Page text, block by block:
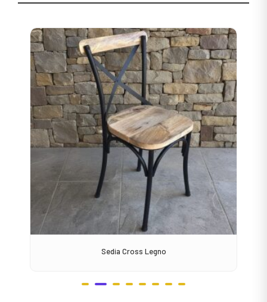
Sedia Cross Legno